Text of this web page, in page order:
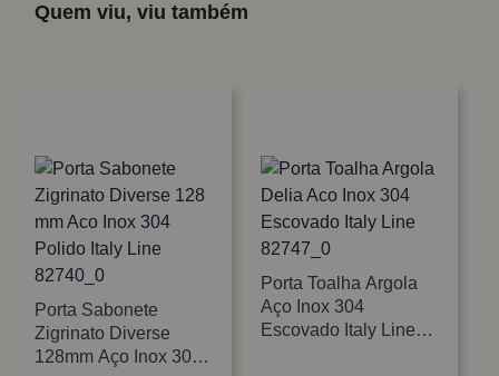
Quem viu, viu também
Porta Sabonete
Zigrinato Diverse
128mm Aço Inox 304
Porta Toalha Argola
Aço Inox 304
Escovado Italy Line